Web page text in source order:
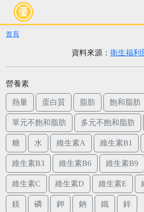
首頁
資料來源： 衛生福利
營養素
熱量 蛋白質 脂肪 飽和脂肪
單元不飽和脂肪 多元不飽和脂肪
糖 水 維生素A 維生素B1
維生素B3 維生素B6 維生素B9
維生素C 維生素D 維生素E
鎂 磷 鉀 鈉 鐵 鋅